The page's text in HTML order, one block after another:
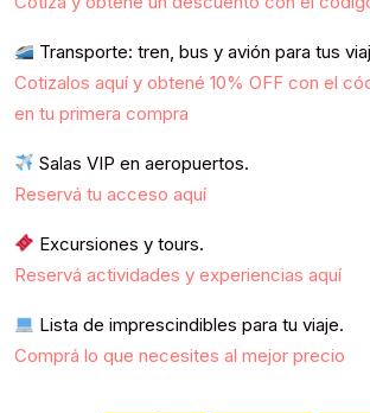
Transporte: tren, bus y avión para tus
Cotizalos aquí y obtené 10% OFF con el
en tu primera compra
Salas VIP en aeropuertos.
Reservá tu acceso aquí
Excursiones y tours.
Reservá actividades y experiencias aquí
Lista de imprescindibles para tu viaje.
Comprá lo que necesites al mejor precio